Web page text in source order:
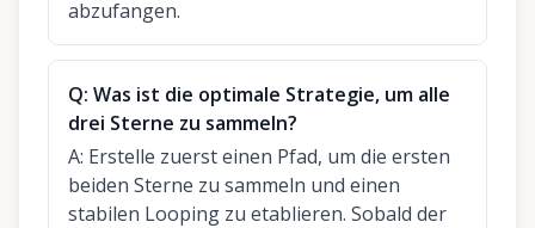
abzufangen.
Q: Was ist die optimale Strategie, um alle
drei Sterne zu sammeln?
A: Erstelle zuerst einen Pfad, um die ersten
beiden Sterne zu sammeln und einen
stabilen Looping zu etablieren. Sobald der